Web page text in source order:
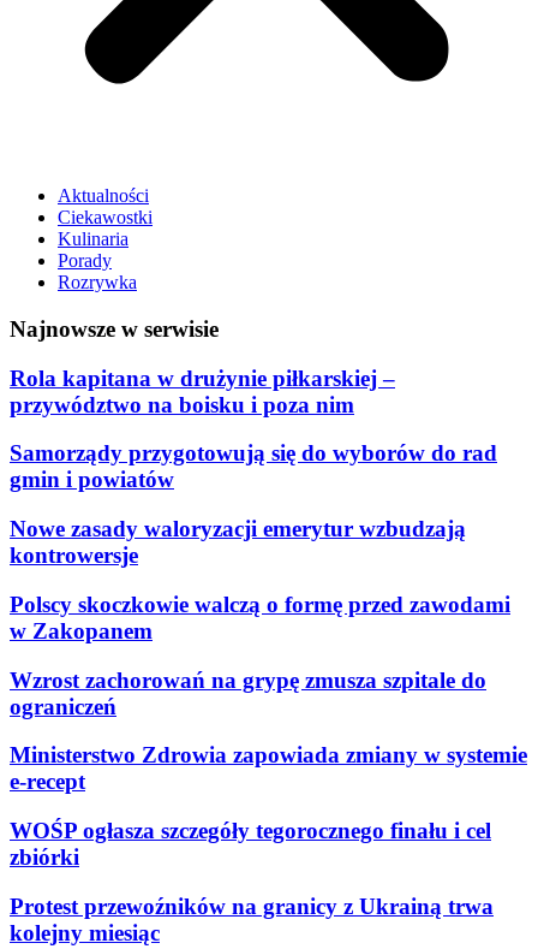
Aktualności
Ciekawostki
Kulinaria
Porady
Rozrywka
Najnowsze w serwisie
Rola kapitana w drużynie piłkarskiej –
przywództwo na boisku i poza nim
Samorządy przygotowują się do wyborów do rad
gmin i powiatów
Nowe zasady waloryzacji emerytur wzbudzają
kontrowersje
Polscy skoczkowie walczą o formę przed zawodami
w Zakopanem
Wzrost zachorowań na grypę zmusza szpitale do
ograniczeń
Ministerstwo Zdrowia zapowiada zmiany w systemie
e-recept
WOŚP ogłasza szczegóły tegorocznego finału i cel
zbiórki
Protest przewoźników na granicy z Ukrainą trwa
kolejny miesiąc